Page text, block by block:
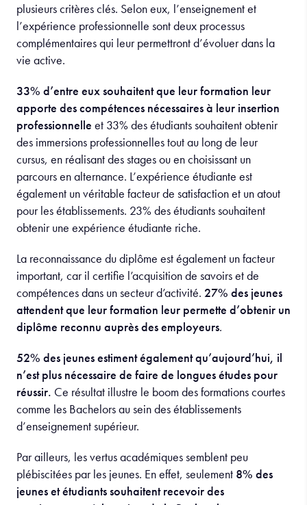
plusieurs critères clés. Selon eux, l’enseignement et
l’expérience professionnelle sont deux processus
complémentaires qui leur permettront d’évoluer dans la
vie active.
33% d’entre eux souhaitent que leur formation leur
apporte des compétences nécessaires à leur insertion
professionnelle et 33% des étudiants souhaitent obtenir
des immersions professionnelles tout au long de leur
cursus, en réalisant des stages ou en choisissant un
parcours en alternance. L’expérience étudiante est
également un véritable facteur de satisfaction et un atout
pour les établissements. 23% des étudiants souhaitent
obtenir une expérience étudiante riche.
La reconnaissance du diplôme est également un facteur
important, car il certifie l’acquisition de savoirs et de
compétences dans un secteur d’activité. 27% des jeunes
attendent que leur formation leur permette d’obtenir un
diplôme reconnu auprès des employeurs.
52% des jeunes estiment également qu’aujourd’hui, il
n’est plus nécessaire de faire de longues études pour
réussir. Ce résultat illustre le boom des formations courtes
comme les Bachelors au sein des établissements
d’enseignement supérieur.
Par ailleurs, les vertus académiques semblent peu
plébiscitées par les jeunes. En effet, seulement 8% des
jeunes et étudiants souhaitent recevoir des